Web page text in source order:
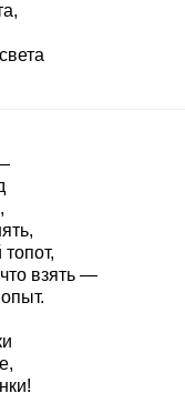
взять —